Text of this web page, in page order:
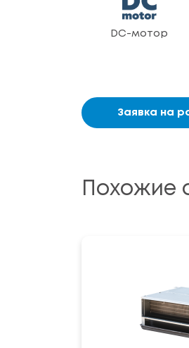
DC-мотор
Заявка на
Похожие